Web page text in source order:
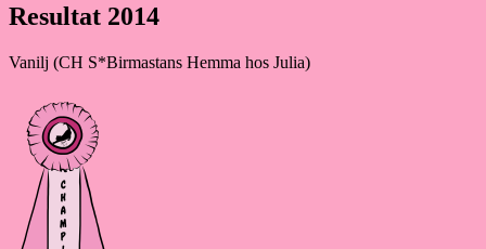
Resultat 2014
Vanilj (CH S*Birmastans Hemma hos Julia)